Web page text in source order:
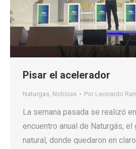
Pisar el acelerador
Naturgas, Noticias Por Leonardo
La semana pasada se realizó
encuentro anual de Naturgás,
natural, donde quedaron en